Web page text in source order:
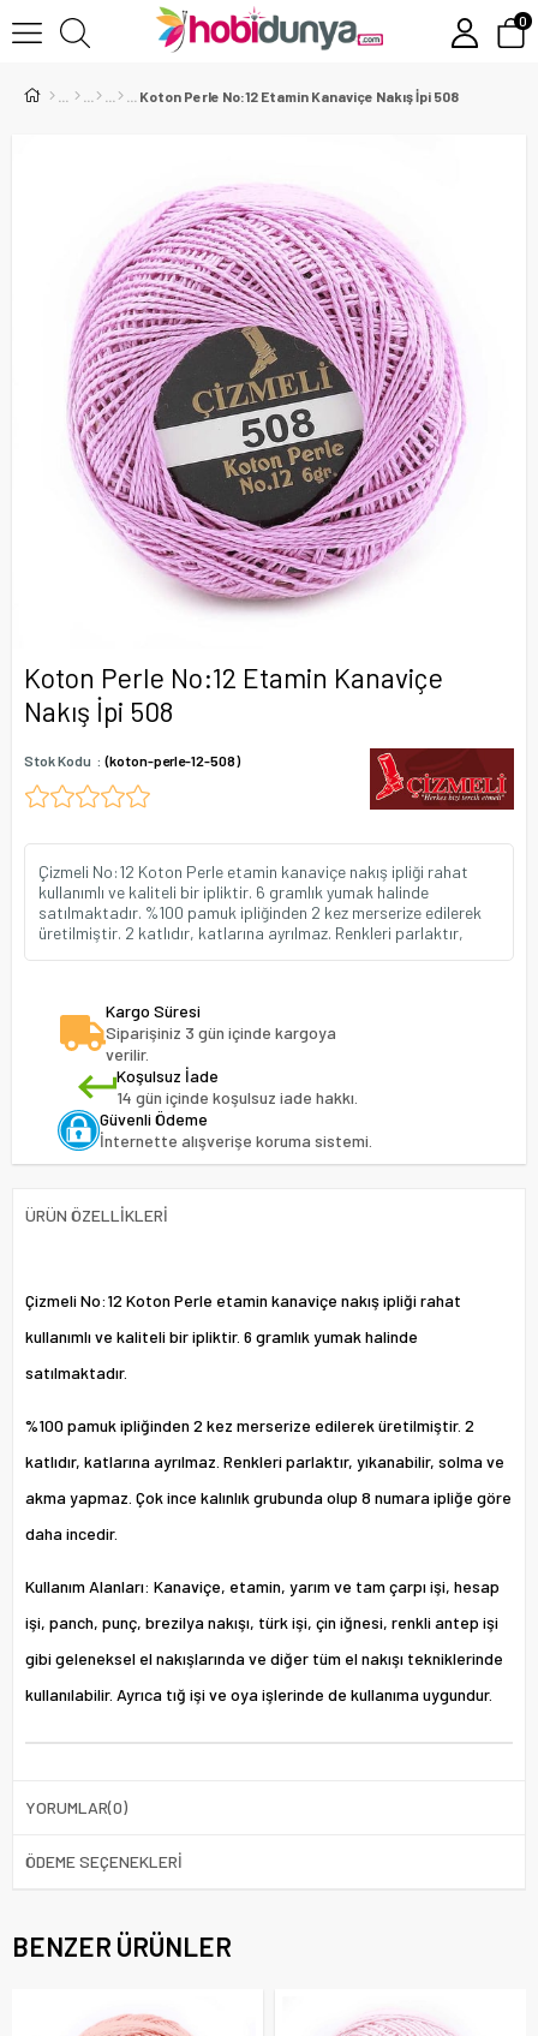
0
Koton Perle No:12 Etamin Kanaviçe Nakış İpi 508
Koton Perle No:12 Etamin Kanaviçe
Nakış İpi 508
Stok Kodu (koton-perle-12-508)
Çizmeli No:12 Koton Perle etamin kanaviçe nakış ipliği rahat
kullanımlı ve kaliteli bir ipliktir. 6 gramlık yumak halinde
satılmaktadır. %100 pamuk ipliğinden 2 kez merserize edilerek
üretilmiştir. 2 katlıdır, katlarına ayrılmaz. Renkleri parlaktır,
Kargo Süresi
Siparişiniz 3 gün içinde kargoya
verilir.
Koşulsuz İade
14 gün içinde koşulsuz iade hakkı.
Güvenli Ödeme
İnternette alışverişe koruma sistemi.
ÜRÜN ÖZELLIKLERI
Çizmeli No:12 Koton Perle etamin kanaviçe nakış ipliği rahat
kullanımlı ve kaliteli bir ipliktir. 6 gramlık yumak halinde
satılmaktadır.
%100 pamuk ipliğinden 2 kez merserize edilerek üretilmiştir. 2
katlıdır, katlarına ayrılmaz. Renkleri parlaktır, yıkanabilir, solma ve
akma yapmaz. Çok ince kalınlık grubunda olup 8 numara ipliğe göre
daha incedir.
Kullanım Alanları: Kanaviçe, etamin, yarım ve tam çarpı işi, hesap
işi, panch, punç, brezilya nakışı, türk işi, çin iğnesi, renkli antep işi
gibi geleneksel el nakışlarında ve diğer tüm el nakışı tekniklerinde
kullanılabilir. Ayrıca tığ işi ve oya işlerinde de kullanıma uygundur.
YORUMLAR(0)
ÖDEME SEÇENEKLERI
BENZER ÜRÜNLER